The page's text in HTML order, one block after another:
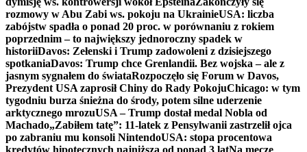
rozmowy w Abu Zabi ws. pokoju na UkrainieUSA: liczba
zabójstw spadła o ponad 20 proc. w porównaniu z rokiem
poprzednim – to największy jednoroczny spadek w
historiiDavos: Zełenski i Trump zadowoleni z dzisiejszego
spotkaniaDavos: Trump chce Grenlandii. Bez wojska – ale z
jasnym sygnałem do świataRozpoczęło się Forum w Davos,
Prezydent USA zaprosił Chiny do Rady PokojuChicago: w tym
tygodniu burza śnieżna do środy, potem silne uderzenie
arktycznego mrozuUSA – Trump dostał medal Nobla od
Machado„Zabiłem tatę”: 11-latek z Pensylwanii zastrzelił ojca
po zabraniu mu konsoli NintendoUSA: stopa procentowa
kredytów hipotecznych najniższa od ponad 3 latNa mecze